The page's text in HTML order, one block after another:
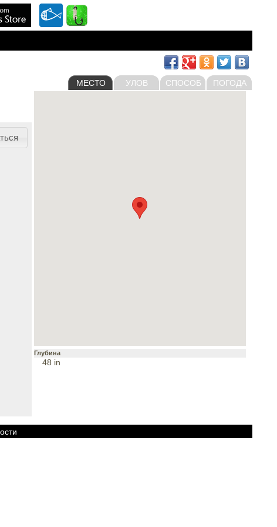
МЕСТО УЛОВ СПОСОБ ПОГОДА
Глубина
48 in